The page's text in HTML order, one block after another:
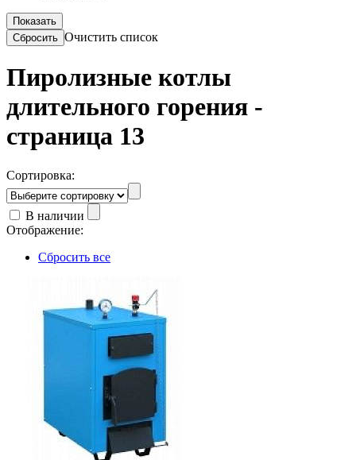
Очистить список
Пиролизные котлы
длительного горения -
страница 13
Сортировка:
В наличии
Отображение:
Сбросить все